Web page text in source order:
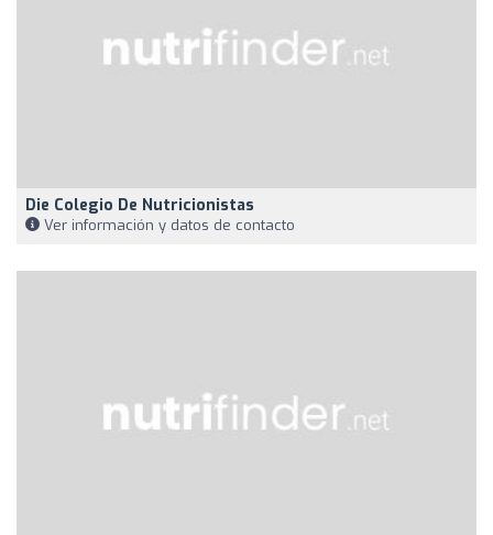
Die Colegio De Nutricionistas
Ver información y datos de contacto